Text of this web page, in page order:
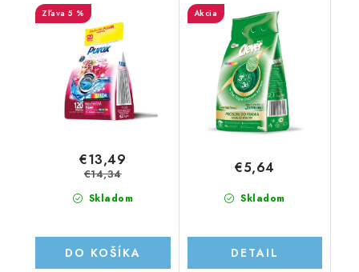
9,2kg/120PD
5 %
Skladom
€13,49
€14,34
DO KOŠÍKA
Akcia
Skladom
€5,64
DETAIL